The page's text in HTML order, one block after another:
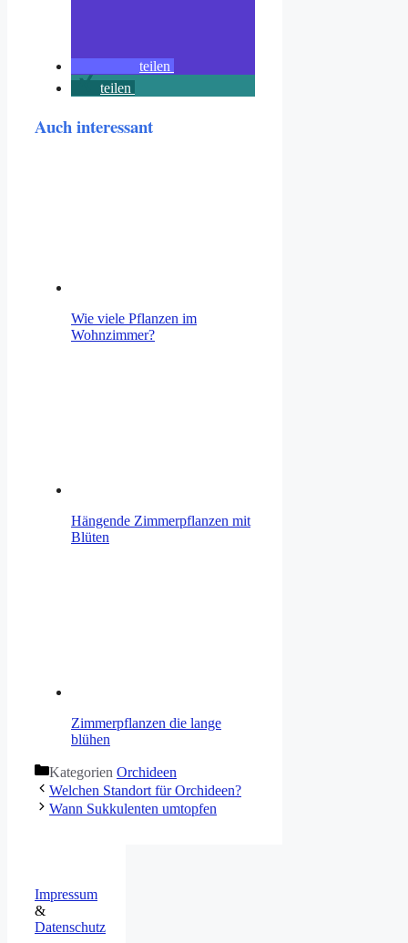
teilen
teilen
Auch interessant
Wie viele Pflanzen im
Wohnzimmer?
Hängende Zimmerpflanzen mit
Blüten
Zimmerpflanzen die lange
blühen
Kategorien Orchideen
Welchen Standort für Orchideen?
Wann Sukkulenten umtopfen
Impressum
&
Datenschutz